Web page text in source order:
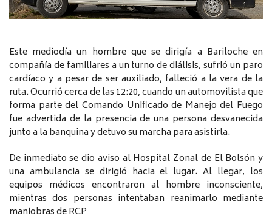
Este mediodía un hombre que se dirigía a Bariloche en
compañía de familiares a un turno de diálisis, sufrió un paro
cardíaco y a pesar de ser auxiliado, falleció a la vera de la
ruta. Ocurrió cerca de las 12:20, cuando un automovilista que
forma parte del Comando Unificado de Manejo del Fuego
fue advertida de la presencia de una persona desvanecida
junto a la banquina y detuvo su marcha para asistirla.
De inmediato se dio aviso al Hospital Zonal de El Bolsón y
una ambulancia se dirigió hacia el lugar. Al llegar, los
equipos médicos encontraron al hombre inconsciente,
mientras dos personas intentaban reanimarlo mediante
maniobras de RCP